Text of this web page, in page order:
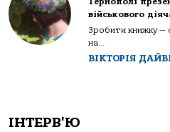
військового
Зробити книжку
на...
ВІКТОРІЯ
ІНТЕРВ'Ю